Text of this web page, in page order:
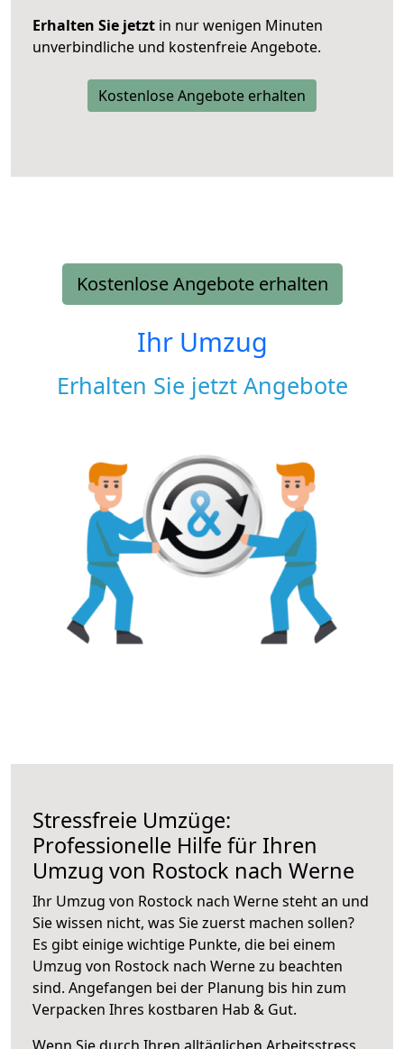
Erhalten Sie jetzt in nur wenigen Minuten
unverbindliche und kostenfreie Angebote.
Kostenlose Angebote erhalten
Kostenlose Angebote erhalten
Ihr Umzug
Erhalten Sie jetzt Angebote
Stressfreie Umzüge:
Professionelle Hilfe für Ihren
Umzug von Rostock nach Werne
Ihr Umzug von Rostock nach Werne steht an und
Sie wissen nicht, was Sie zuerst machen sollen?
Es gibt einige wichtige Punkte, die bei einem
Umzug von Rostock nach Werne zu beachten
sind. Angefangen bei der Planung bis hin zum
Verpacken Ihres kostbaren Hab & Gut.